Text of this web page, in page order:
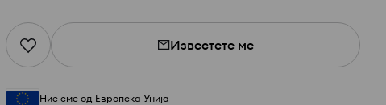
Известете ме
Ние сме од Европска Унија